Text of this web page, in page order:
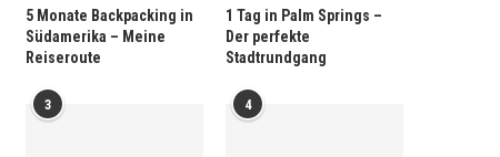
5 Monate Backpacking in
Südamerika – Meine
Reiseroute
1 Tag in Palm Springs –
Der perfekte
Stadtrundgang
3 4